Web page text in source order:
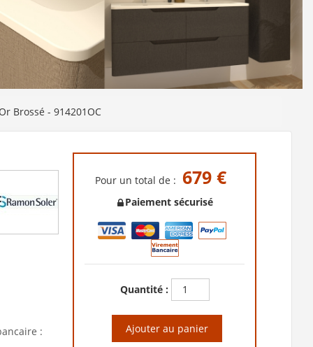
Brossé - 914201OC
:
Pour un total de : 679 €
Paiement sécurisé
Quantité :
Ajouter au panier